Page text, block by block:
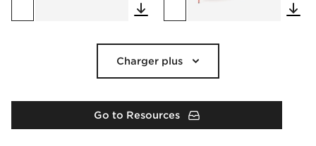
Charger plus
Go to Resources